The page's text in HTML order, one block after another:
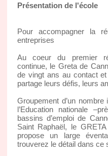
Présentation de l'école
Pour accompagner la
entreprises
Au coeur du premier
continue, le Greta de
de vingt ans au contact
partage leurs défis, leurs
Groupement d’un nombre
l’Education nationale
bassins d’emploi de
Saint Raphaël, le
propose un large
trouverez le détail dans ce